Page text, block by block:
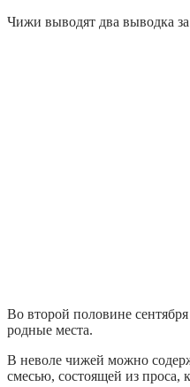
Чижи выводят два выводка
Во второй половине
родные места.
В неволе чижей можно
смесью, состоящей из проса,